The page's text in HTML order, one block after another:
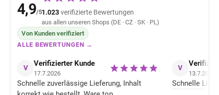
4,9/51.023verifizierte Bewertungen
aus allen unseren Shops (DE · CZ · SK · PL)
Von Kunden verifiziert
ALLE BEWERTUNGEN →
V Verifizierter Kunde
17.7.2026
Schnelle zuverlässige Lieferung, Inhalt
V
13.7.2026
Schnelle